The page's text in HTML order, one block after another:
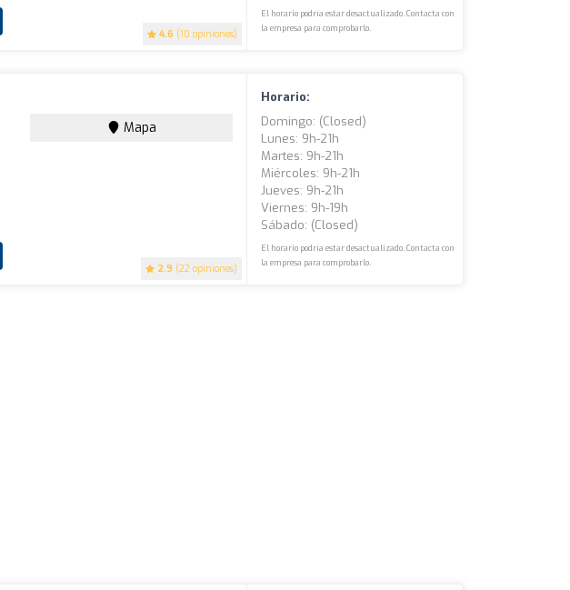
4.6 (10 opiniones)
El horario podría estar desactualizado. Contacta con
la empresa para comprobarlo.
2.9 (22 opiniones)
Mapa
Horario:
Domingo: (closed)
Lunes: 9h-21h
Martes: 9h-21h
Miércoles: 9h-21h
Jueves: 9h-21h
Viernes: 9h-19h
Sábado: (closed)
El horario podría estar desactualizado. Contacta con
la empresa para comprobarlo.